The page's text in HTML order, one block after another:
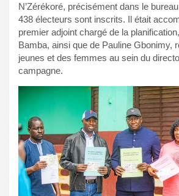
N’Zérékoré, précisément dans le
438 électeurs sont inscrits. Il était
premier adjoint chargé de la
Bamba, ainsi que de Pauline Gbonimy,
jeunes et des femmes au sein du
campagne.